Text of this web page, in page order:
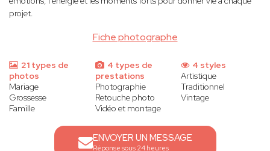
Fiche photographe
projet.
21 types de
photos
Mariage
Grossesse
Famille
4 types de
prestations
Photographie
Retouche photo
Vidéo et montage
4 styles
Artistique
Traditionnel
Vintage
ENVOYER UN MESSAGE
Réponse sous 24 heures